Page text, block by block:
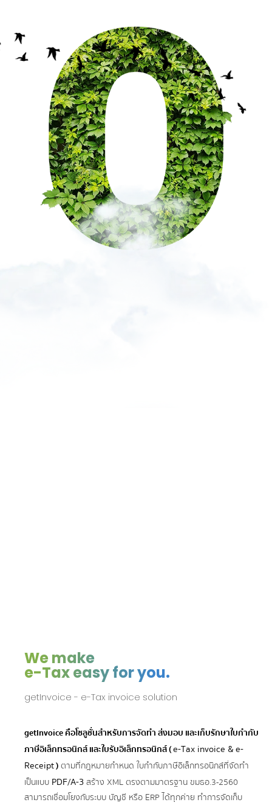
We make
e-Tax easy for you.
getInvoice - e-Tax invoice solution
getInvoice คือโซลูชั่นสำหรับการจัดทำ ส่งมอบ และเก็บรักษาใบกำกับ
ภาษีอิเล็กทรอนิกส์ และใบรับอิเล็กทรอนิกส์ (e-Tax invoice & e-
Receipt)ตามที่กฎหมายกำหนด ใบกำกับภาษีอิเล็กทรอนิกส์ที่จัดทำ
เป็นแบบ PDF/A-3สร้าง XML ตรงตามมาตรฐาน ขมธอ.3-2560
สามารถเชื่อมโยงกับระบบ บัญชี หรือ ERP ได้ทุกค่าย ทำการจัดเก็บ